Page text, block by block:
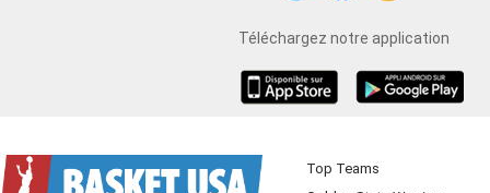
Téléchargez notre application
Top Teams